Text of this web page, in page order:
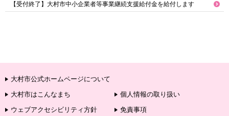
【受付終了】大村市中小企業者等事業継続支援給付金を給付します
大村市公式ホームページについて
大村市はこんなまち
個人情報の取り扱い
ウェブアクセシビリティ方針
免責事項